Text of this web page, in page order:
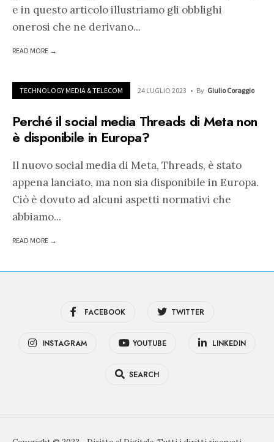
e in questo articolo illustriamo gli obblighi
onerosi che ne derivano...
READ MORE →
TECHNOLOGY MEDIA & TELECOM 24 LUGLIO 2023 • By Giulio Coraggio
Perché il social media Threads di Meta non
è disponibile in Europa?
Il nuovo social media di Meta, Threads, è stato
appena lanciato, ma non sia disponibile in Europa.
Ciò è dovuto ad alcuni aspetti normativi che
abbiamo...
READ MORE →
FACEBOOK TWITTER
INSTAGRAM YOUTUBE LINKEDIN
SEARCH